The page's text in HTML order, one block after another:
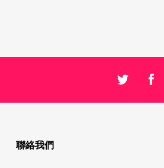
聯絡我們